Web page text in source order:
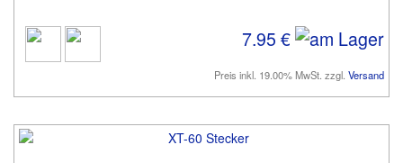
7.95 €
Preis inkl. 19.00% MwSt. zzgl. Versand